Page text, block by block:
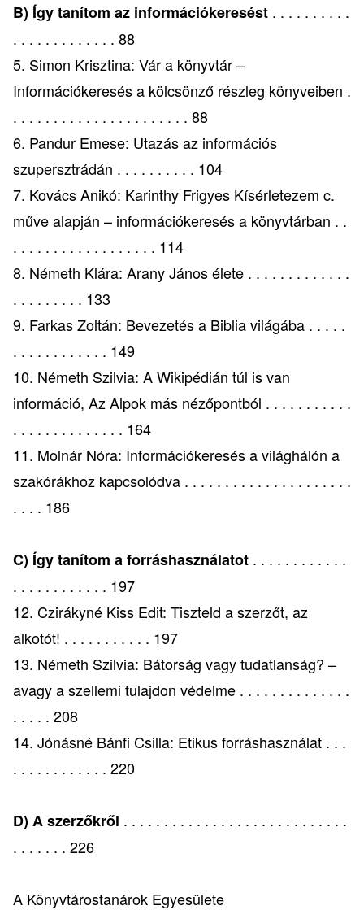
B) Így tanítom az információkeresést . . . . . . . . . .
. . . . . . . . . . . . . 88
5. Simon Krisztina: Vár a könyvtár –
Információkeresés a kölcsönző részleg könyveiben .
. . . . . . . . . . . . . . . . . . . . . . 88
6. Pandur Emese: Utazás az információs
szupersztrádán . . . . . . . . . . 104
7. Kovács Anikó: Karinthy Frigyes Kísérletezem c.
műve alapján – információkeresés a könyvtárban . .
. . . . . . . . . . . . . . . . . . 114
8. Németh Klára: Arany János élete . . . . . . . . . . . . .
. . . . . . . . . 133
9. Farkas Zoltán: Bevezetés a Biblia világába . . . . .
. . . . . . . . . . . . 149
10. Németh Szilvia: A Wikipédián túl is van
információ, Az Alpok más nézőpontból . . . . . . . . . . .
. . . . . . . . . . . . . . 164
11. Molnár Nóra: Információkeresés a világhálón a
szakórákhoz kapcsolódva . . . . . . . . . . . . . . . . . . . . .
. . . . 186
C) Így tanítom a forráshasználatot . . . . . . . . . . . .
. . . . . . . . . . . . 197
12. Czirákyné Kiss Edit: Tiszteld a szerzőt, az
alkotót! . . . . . . . . . . . 197
13. Németh Szilvia: Bátorság vagy tudatlanság? –
avagy a szellemi tulajdon védelme . . . . . . . . . . . . . .
. . . . . 208
14. Jónásné Bánfi Csilla: Etikus forráshasználat . . .
. . . . . . . . . . . . 220
D) A szerzőkről . . . . . . . . . . . . . . . . . . . . . . . . . . . .
. . . . . . . 226
A Könyvtárostanárok Egyesülete